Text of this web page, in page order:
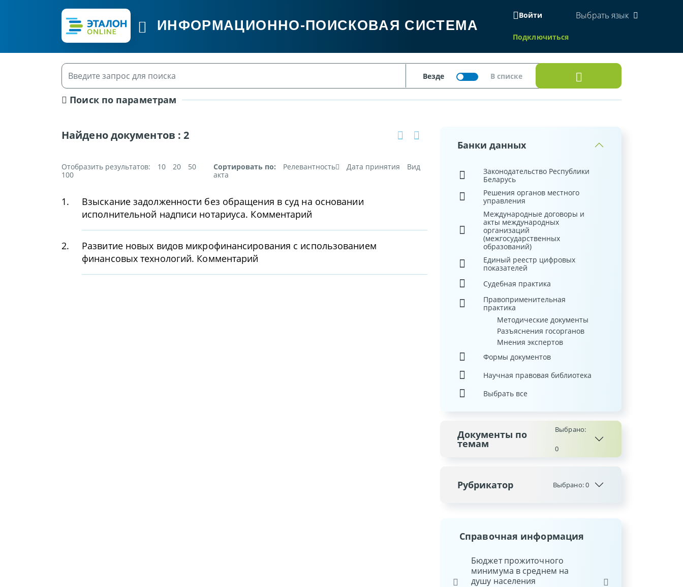
ИНФОРМАЦИОННО-ПОИСКОВАЯ СИСТЕМА
Войти
Подключиться
Выбрать язык
Поиск по параметрам
Найдено документов :2
Отобразить результатов: 10 20
50
100
Сортировать по: Релевантность Дата принятия
Вид
акта
1.
Взыскание задолженности без обращения в суд на основании
исполнительной надписи нотариуса. Комментарий
2.
Развитие новых видов микрофинансирования с использованием
финансовых технологий. Комментарий
Банки данных
Законодательство Республики
Беларусь
Решения органов местного
управления
Международные договоры и
акты международных
организаций
(межгосударственных
образований)
Единый реестр цифровых
показателей
Судебная практика
Правоприменительная
практика
Методические документы
Разъяснения госорганов
Мнения экспертов
Формы документов
Научная правовая библиотека
Выбрать все
Документы по
темам
Выбрано:
0
Рубрикатор Выбрано:0
Справочная информация
Бюджет прожиточного
минимума в среднем на
душу населения
Республики Беларусь